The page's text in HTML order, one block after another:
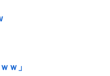
ｗ」